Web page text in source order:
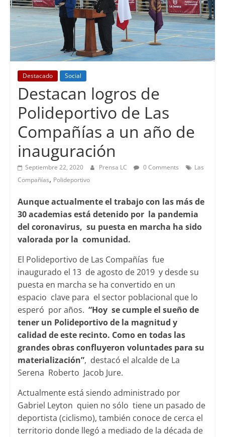
Destacado Social
Destacan logros de
Polideportivo de Las
Compañías a un año de
inauguración
Septiembre 22, 2020 Prensa LC 0 Comments
Las
Compañías, Polideportivo
Aunque actualmente el trabajo con las más de
30 academias está detenido por la pandemia
del coronavirus, su puesta en marcha ha sido
valorada por la comunidad.
El Polideportivo de Las Compañías fue
inaugurado el 13 de agosto de 2019 y desde su
puesta en marcha se ha convertido en un
espacio clave para el sector poblacional que lo
esperó por años. “Hoy se cumple el sueño de
tener un Polideportivo de la magnitud y
calidad de este recinto. Como en todas las
grandes obras confluyeron voluntades para su
materialización”, destacó el alcalde de La
Serena Roberto Jacob Jure.
Actualmente está siendo administrado por
Gabriel Leyton quien no sólo tiene un pasado de
deportista (ciclismo), también conoce de cerca el
territorio donde llegó a mediado de la década de